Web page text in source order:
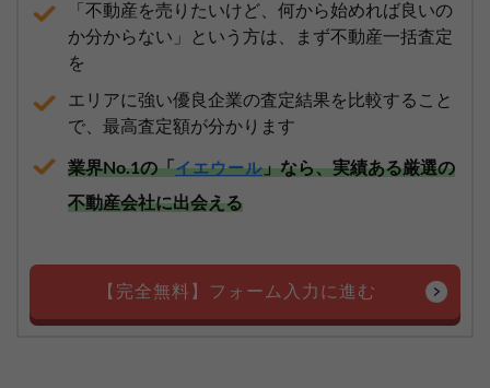
「不動産を売りたいけど、何から始めれば良いの
か分からない」という方は、まず不動産一括査定
を
エリアに強い優良企業の査定結果を比較すること
で、最高査定額が分かります
業界No.1の「イエウール」なら、実績ある厳選の
不動産会社に出会える
【完全無料】フォーム入力に進む